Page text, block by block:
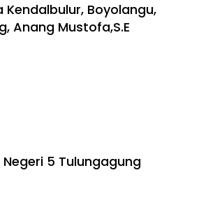
Kendalbulur, Boyolangu,
Anang Mustofa,S.E
Negeri 5 Tulungagung